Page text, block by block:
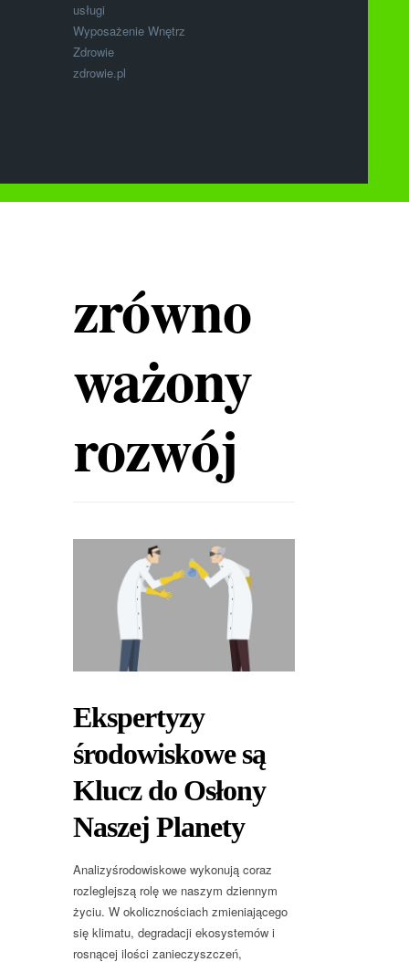
usługi
Wyposażenie Wnętrz
Zdrowie
zdrowie.pl
zrówno
ważony
rozwój
Ekspertyzy
środowiskowe są
Klucz do Osłony
Naszej Planety
Analizyśrodowiskowe wykonują coraz
rozleglejszą rolę we naszym dziennym
życiu. W okolicznościach zmieniającego
się klimatu, degradacji ekosystemów i
rosnącej ilości zanieczyszczeń,